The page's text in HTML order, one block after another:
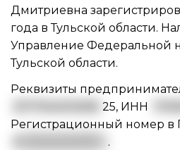
Дмитриевна
года в Тульской области.
Управление Федеральной
Тульской области.
Реквизиты
25, ИНН
Регистрационный номер
.